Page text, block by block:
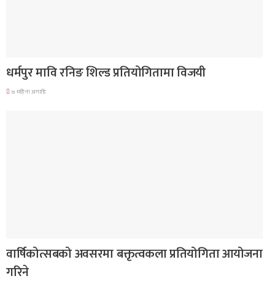
धर्मपुर मावि रनिङ शिल्ड प्रतियोगितामा विजयी
७ महिना अगाडि
वार्षिकोत्सबको अवसरमा बक्तृत्वकला प्रतियोगिता आयोजना
गरिने